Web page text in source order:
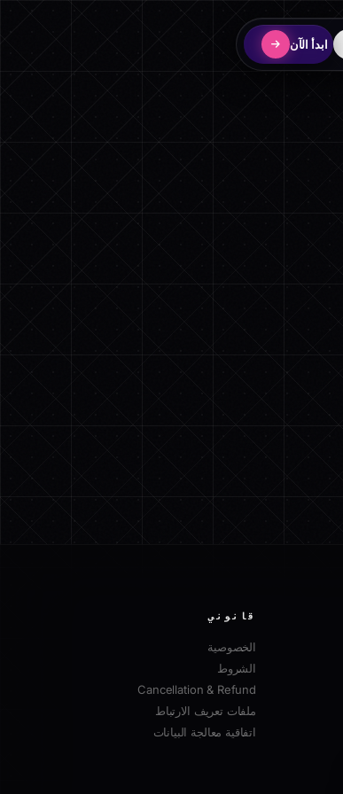
ابدأ الآن
قانوني
الخصوصية
الشروط
Cancellation & Refund
ملفات تعريف الارتباط
اتفاقية معالجة البيانات